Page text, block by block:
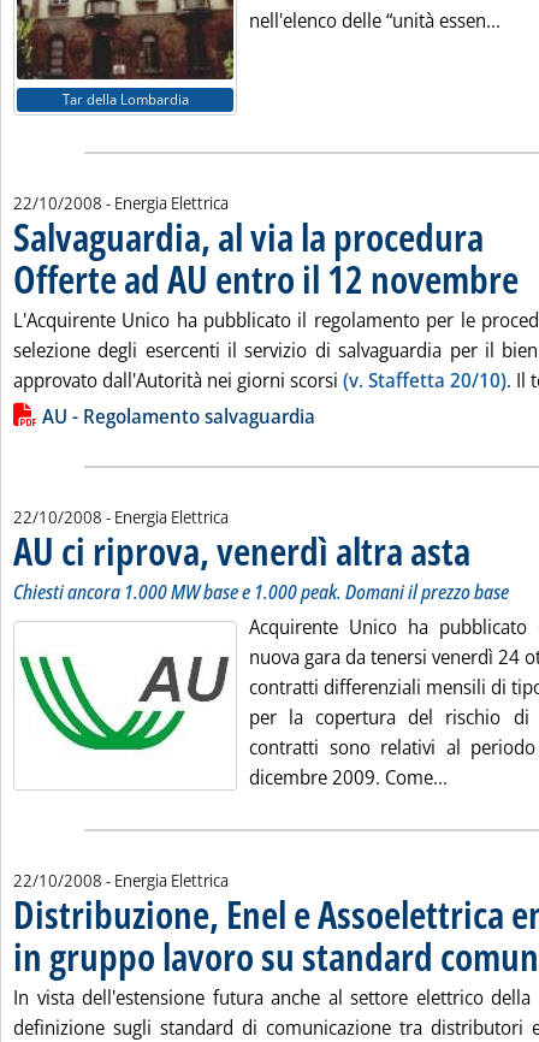
Tar della Lombardia
nell'elenco delle “unità essen...
22/10/2008 - Energia Elettrica
Salvaguardia, al via la procedura
Offerte ad AU entro il 12 novembre
L'Acquirente Unico ha pubblicato il regolamento per le
selezione degli esercenti il servizio di salvaguardia per il
approvato dall'Autorità nei giorni scorsi (v. Staffetta 20/10). Il
Lista allegati PDF alla notizia
AU - Regolamento salvaguardia
22/10/2008 - Energia Elettrica
AU ci riprova, venerdì altra asta
Chiesti ancora 1.000 MW base e 1.000 peak. Domani il prezzo base
Acquirente Unico ha
nuova gara da tenersi venerdì 24
contratti differenziali mensili di
per la copertura del rischio di
contratti sono relativi al
dicembre 2009. Come...
22/10/2008 - Energia Elettrica
Distribuzione, Enel e Assoelettrica
in gruppo lavoro su standard
In vista dell'estensione futura anche al settore elettrico
definizione sugli standard di comunicazione tra distributori